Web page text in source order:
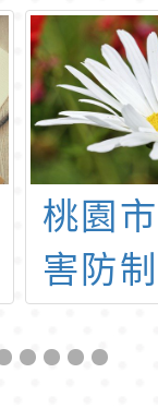
桃園
害防
日經